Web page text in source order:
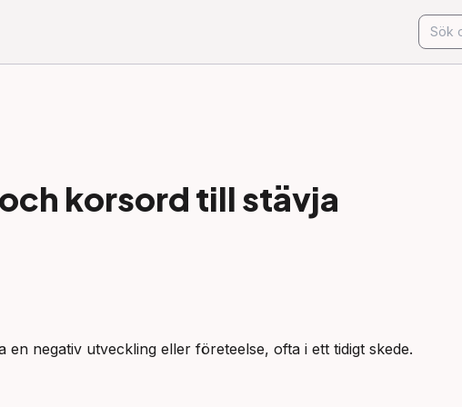
korsord till stävja
en negativ utveckling eller företeelse, ofta i ett tidigt skede.